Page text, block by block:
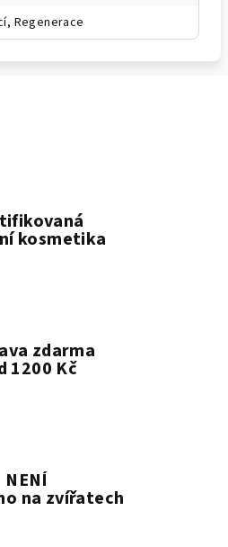
kosmetika
zdarma
1200 Kč
NENÍ
na zvířatech
Regenerace